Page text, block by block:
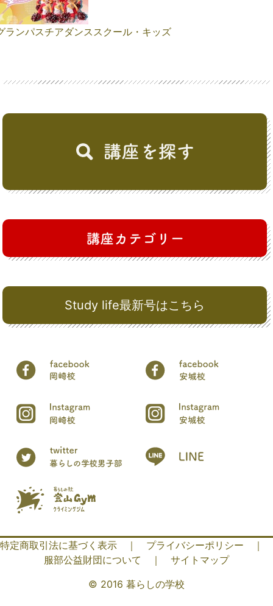
Study life最新号はこちら
ランパスチアダンススクール・キッズ
特定商取引法に基づく表示 ｜ プライバシーポリシー
｜
服部公益財団について
｜
サイトマップ
© 2016 暮らしの学校